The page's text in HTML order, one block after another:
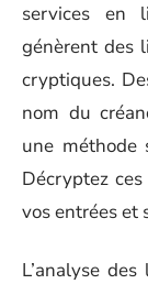
services en
génèrent des
cryptiques.
nom du
une méthode
Décryptez
vos entrées et
L’analyse